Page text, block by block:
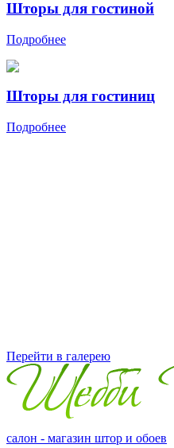
Шторы для гостиной
Подробнее
Шторы для гостиниц
Подробнее
Перейти в галерею
салон - магазин штор и обоев